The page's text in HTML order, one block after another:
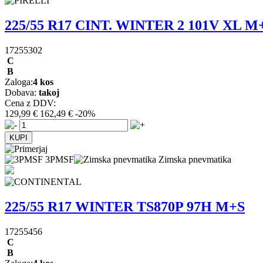
225/55 R17 CINT. WINTER 2 101V XL
17255302
C
B
Zaloga:4 kos
Dobava: takoj
Cena z DDV:
129,99 € 162,49 € -20%
3PMSF Zimska pnevmatika
225/55 R17 WINTER TS870P 97H M+S
17255456
C
B